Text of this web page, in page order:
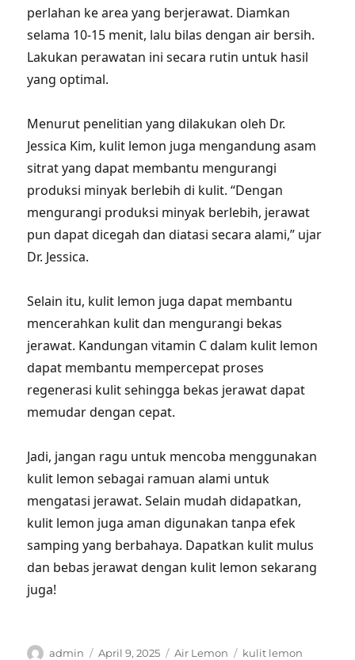
perlahan ke area yang berjerawat. Diamkan
selama 10-15 menit, lalu bilas dengan air bersih.
Lakukan perawatan ini secara rutin untuk hasil
yang optimal.
Menurut penelitian yang dilakukan oleh Dr.
Jessica Kim, kulit lemon juga mengandung asam
sitrat yang dapat membantu mengurangi
produksi minyak berlebih di kulit. “Dengan
mengurangi produksi minyak berlebih, jerawat
pun dapat dicegah dan diatasi secara alami,” ujar
Dr. Jessica.
Selain itu, kulit lemon juga dapat membantu
mencerahkan kulit dan mengurangi bekas
jerawat. Kandungan vitamin C dalam kulit lemon
dapat membantu mempercepat proses
regenerasi kulit sehingga bekas jerawat dapat
memudar dengan cepat.
Jadi, jangan ragu untuk mencoba menggunakan
kulit lemon sebagai ramuan alami untuk
mengatasi jerawat. Selain mudah didapatkan,
kulit lemon juga aman digunakan tanpa efek
samping yang berbahaya. Dapatkan kulit mulus
dan bebas jerawat dengan kulit lemon sekarang
juga!
Author
admin
Posted
April 9, 2025 Categories
Air Lemon Tags
kulit lemon